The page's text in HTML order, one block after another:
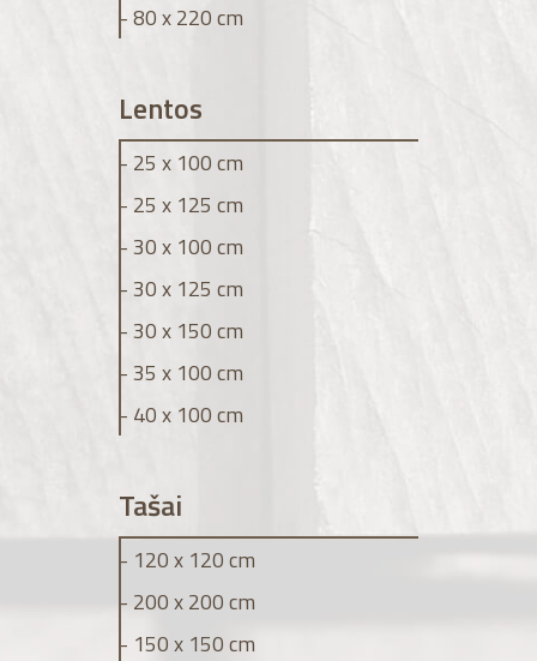
- 80 x 220 cm
Lentos
- 25 x 100 cm
- 25 x 125 cm
- 30 x 100 cm
- 30 x 125 cm
- 30 x 150 cm
- 35 x 100 cm
- 40 x 100 cm
Tašai
- 120 x 120 cm
- 200 x 200 cm
- 150 x 150 cm